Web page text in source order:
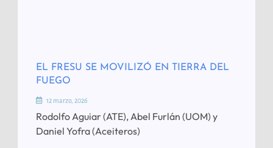
EL FRESU SE MOVILIZÓ EN TIERRA DEL
FUEGO
12 marzo, 2026
Rodolfo Aguiar (ATE), Abel Furlán (UOM) y
Daniel Yofra (Aceiteros)